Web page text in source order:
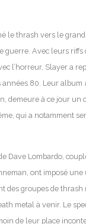
le thrash vers le grand
guerre. Avec leurs riffs
l’horreur, Slayer a
80. Leur album
demeure à ce jour un
qui a notamment
Dave Lombardo,
ont imposé une
des groupes de thrash
metal à venir. Le
de leur place